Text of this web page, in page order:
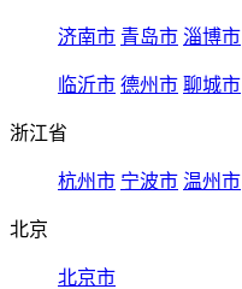
济南市 青岛市 淄博市
临沂市 德州市 聊城市
浙江省
杭州市 宁波市 温州市
北京
北京市